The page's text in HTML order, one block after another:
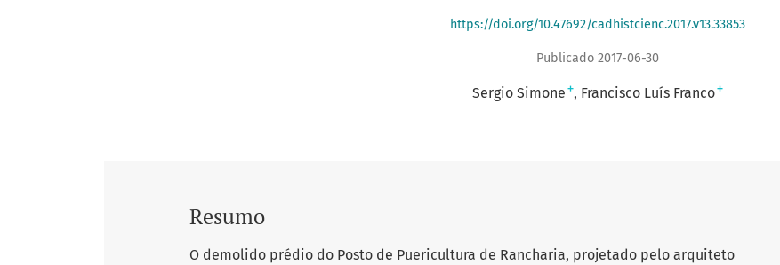
https://doi.org/10.47692/cadhistcienc.2017.v13.33853
Publicado 2017-06-30
Sergio Simone + Francisco Luís Franco+
Resumo
O demolido prédio do Posto de Puericultura de Rancharia, projetado pelo arquiteto